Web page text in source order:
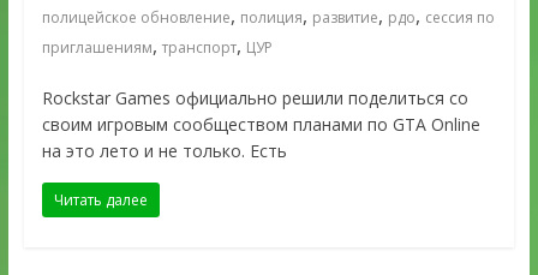
полицейское обновление, полиция, развитие, рдо, сессия по
приглашениям, транспорт, ЦУР
Rockstar Games официально решили поделиться со
своим игровым сообществом планами по GTA Online
на это лето и не только. Есть
Читать далее